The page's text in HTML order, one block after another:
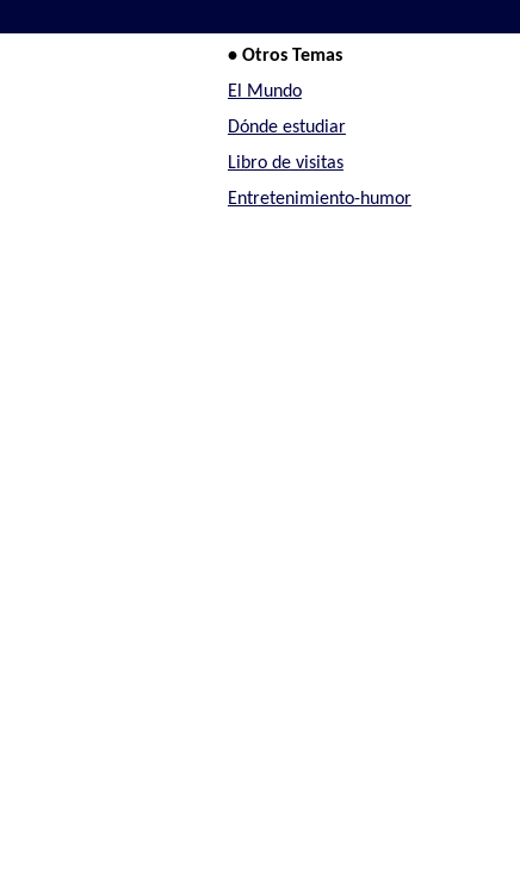
• Otros Temas
El Mundo
Dónde estudiar
Libro de visitas
Entretenimiento-humor